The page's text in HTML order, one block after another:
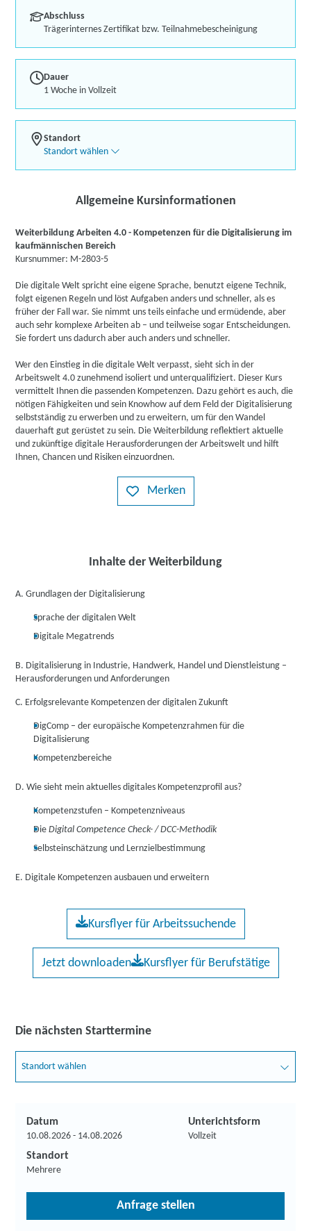
Abschluss
Trägerinternes Zertifikat bzw. Teilnahmebescheinigung
Dauer
1 Woche in Vollzeit
Standort
Standort wählen
Allgemeine Kursinformationen
Weiterbildung Arbeiten 4.0 - Kompetenzen für die Digitalisierung im
kaufmännischen Bereich
Kursnummer: M-2803-5
Die digitale Welt spricht eine eigene Sprache, benutzt eigene Technik,
folgt eigenen Regeln und löst Aufgaben anders und schneller, als es
früher der Fall war. Sie nimmt uns teils einfache und ermüdende, aber
auch sehr komplexe Arbeiten ab – und teilweise sogar Entscheidungen.
Sie fordert uns dadurch aber auch anders und schneller.
Wer den Einstieg in die digitale Welt verpasst, sieht sich in der
Arbeitswelt 4.0 zunehmend isoliert und unterqualifiziert. Dieser Kurs
vermittelt Ihnen die passenden Kompetenzen. Dazu gehört es auch, die
nötigen Fähigkeiten und sein Knowhow auf dem Feld der Digitalisierung
selbstständig zu erwerben und zu erweitern, um für den Wandel
dauerhaft gut gerüstet zu sein. Die Weiterbildung reflektiert aktuelle
und zukünftige digitale Herausforderungen der Arbeitswelt und hilft
Ihnen, Chancen und Risiken einzuordnen.
Merken
Inhalte der Weiterbildung
A. Grundlagen der Digitalisierung
Sprache der digitalen Welt
Digitale Megatrends
B. Digitalisierung in Industrie, Handwerk, Handel und Dienstleistung –
Herausforderungen und Anforderungen
C. Erfolgsrelevante Kompetenzen der digitalen Zukunft
DigComp – der europäische Kompetenzrahmen für die
Digitalisierung
Kompetenzbereiche
D. Wie sieht mein aktuelles digitales Kompetenzprofil aus?
Kompetenzstufen – Kompetenzniveaus
DieDigital Competence Check- / DCC-Methodik
Selbsteinschätzung und Lernzielbestimmung
E. Digitale Kompetenzen ausbauen und erweitern
Kursflyer für Arbeitssuchende
Jetzt downloaden Kursflyer für Berufstätige
Die nächsten Starttermine
Standort wählen
Datum
10.08.2026 - 14.08.2026
Unterichtsform
Vollzeit
Standort
Mehrere
Anfrage stellen